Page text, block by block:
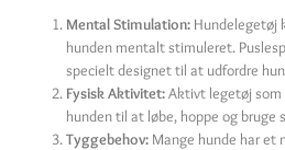
Mental Stimulation: Hundelegetøj
hunden mentalt stimuleret.
specielt designet til at udfordre
Fysisk Aktivitet:Aktivt legetøj som
hunden til at løbe, hoppe og bruge
Tyggebehov: Mange hunde har et